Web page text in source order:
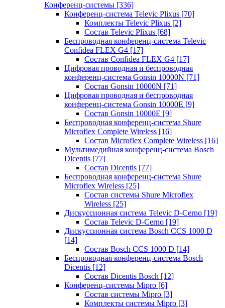
Конференц-системы [336]
Конференц-система Televic Plixus [70]
Комплекты Televic Plixus [2]
Состав Televic Plixus [68]
Беспроводная конференц-система Televic
Confidea FLEX G4 [17]
Состав Confidea FLEX G4 [17]
Цифровая проводная и беспроводная
конференц-система Gonsin 10000N [71]
Состав Gonsin 10000N [71]
Цифровая проводная и беспроводная
конференц-система Gonsin 10000E [9]
Состав Gonsin 10000E [9]
Беспроводная конференц-система Shure
Microflex Complete Wireless [16]
Состав Microflex Complete Wireless [16]
Мультимедийная конференц-система Bosch
Dicentis [77]
Состав Dicentis [77]
Беспроводная конференц-система Shure
Microflex Wireless [25]
Состав системы Shure Microflex
Wireless [25]
Дискуссионная система Televic D-Cerno [19]
Состав Televic D-Cerno [19]
Дискуссионная система Bosch CCS 1000 D
[14]
Состав Bosch CCS 1000 D [14]
Беспроводная конференц-система Bosch
Dicentis [12]
Состав Dicentis Bosch [12]
Конференц-системы Mipro [6]
Состав системы Mipro [3]
Комплекты системы Mipro [3]